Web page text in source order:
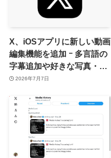
X、iOSアプリに新しい動画
編集機能を追加 ｰ 多言語の
字幕追加や好きな写真・動
画・ポストを背景として利
2026年7月7日